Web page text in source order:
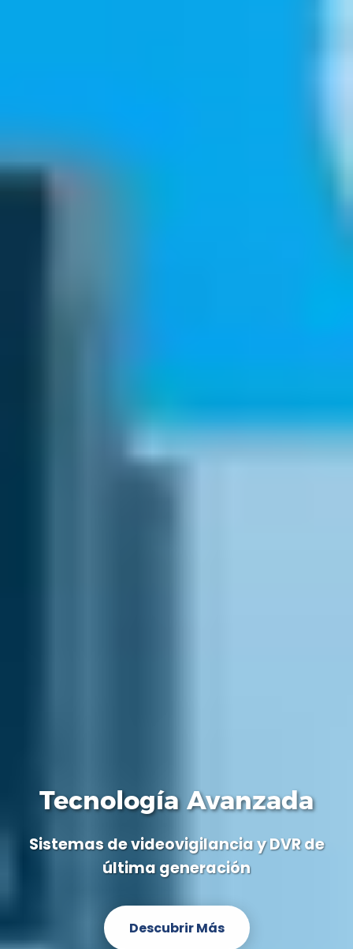
Tecnología Avanzada
Sistemas de videovigilancia y DVR de
última generación
Descubrir Más